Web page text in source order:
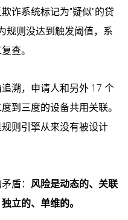
诈系统标记为"疑似"的贷
规则没达到触发阈值，系
查。
溯，申请人和另外 17 个
到三度的设备共用关联。
则引擎从来没有被设计
盾： 风险是动态的、关联
立的、单维的。